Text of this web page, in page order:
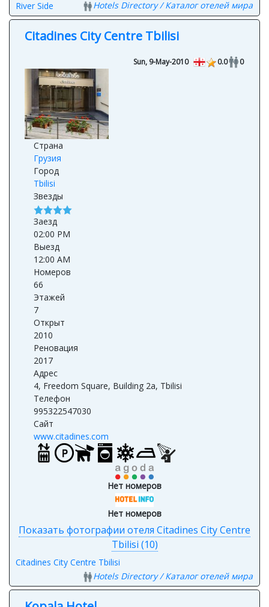
Citadines City Centre Tbilisi
Страна
Грузия
Город
Tbilisi
Звезды
Заезд
02:00 PM
Выезд
12:00 AM
Номеров
66
Этажей
7
Открыт
2010
Реновация
2017
Адрес
4, Freedom Square, Building 2a, Tbilisi
Телефон
995322547030
Сайт
www.citadines.com
Нет номеров
Нет номеров
Показать фотографии отеля Citadines City Centre
Tbilisi (10)
Citadines City Centre Tbilisi
Hotels Directory / Каталог отелей мира
Kopala Hotel